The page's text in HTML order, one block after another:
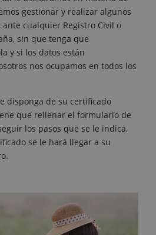
gestionar y realizar algunos
cualquier Registro Civil o
sin que tenga que
y si los datos están
nos ocupamos en todos los
disponga de su certificado
que rellenar el formulario de
los pasos que se le indica,
se le hará llegar a su